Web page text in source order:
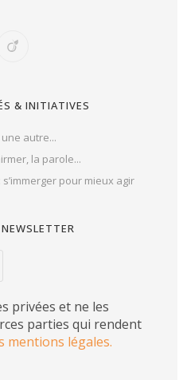
& INITIATIVES
autre...
la parole...
pour mieux agir
privées et ne les
parties qui rendent
mentions légales.